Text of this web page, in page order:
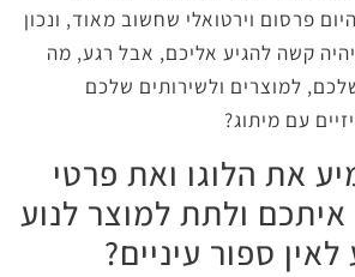
פרסום וירטואלי שחשוב מאוד, ונכון
קשה להגיע אליכם, אבל רגע, מה
למוצרים ולשירותים שלכם
עם מיתוג?
את הלוגו ואת פרטי
ולתת למוצר לנוע
ספור עיניים?